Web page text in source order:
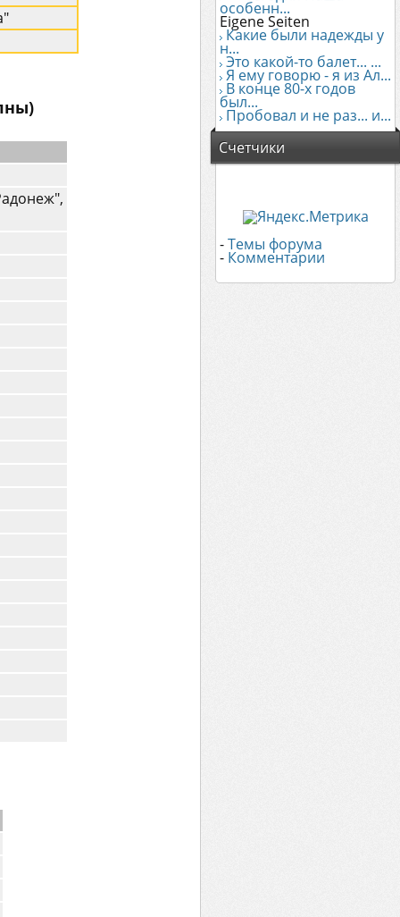
особенн...
Eigene Seiten
Какие были надежды у
н...
Это какой-то балет... ...
Я ему говорю - я из Ал...
В конце 80-х годов
был...
Пробовал и не раз... и...
Счетчики
-Темы форума
- Комментарии